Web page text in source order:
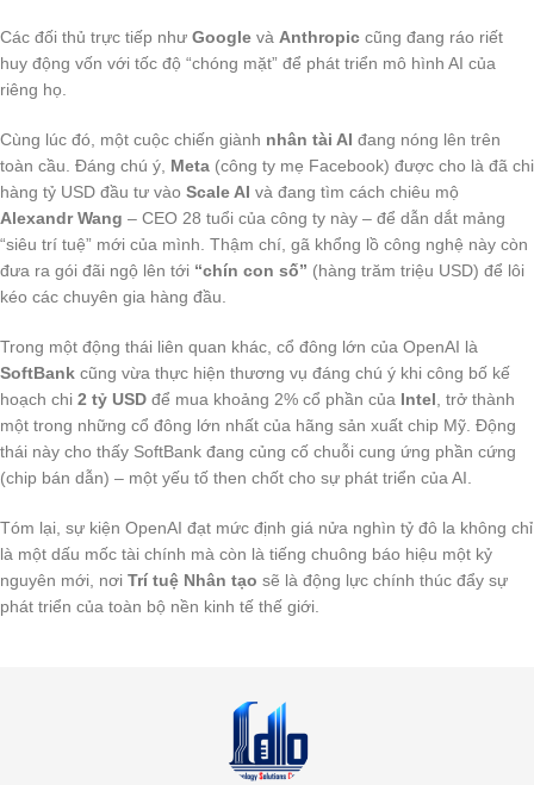
Các đối thủ trực tiếp như Google và Anthropic cũng đang ráo riết
huy động vốn với tốc độ “chóng mặt” để phát triển mô hình AI của
riêng họ.
Cùng lúc đó, một cuộc chiến giành nhân tài AI đang nóng lên trên
toàn cầu. Đáng chú ý, Meta (công ty mẹ Facebook) được cho là đã chi
hàng tỷ USD đầu tư vào Scale AI và đang tìm cách chiêu mộ
Alexandr Wang – CEO 28 tuổi của công ty này – để dẫn dắt mảng
“siêu trí tuệ” mới của mình. Thậm chí, gã khổng lồ công nghệ này còn
đưa ra gói đãi ngộ lên tới “chín con số” (hàng trăm triệu USD) để lôi
kéo các chuyên gia hàng đầu.
Trong một động thái liên quan khác, cổ đông lớn của OpenAI là
SoftBank cũng vừa thực hiện thương vụ đáng chú ý khi công bố kế
hoạch chi 2 tỷ USD để mua khoảng 2% cổ phần của Intel , trở thành
một trong những cổ đông lớn nhất của hãng sản xuất chip Mỹ. Động
thái này cho thấy SoftBank đang củng cố chuỗi cung ứng phần cứng
(chip bán dẫn) – một yếu tố then chốt cho sự phát triển của AI.
Tóm lại, sự kiện OpenAI đạt mức định giá nửa nghìn tỷ đô la không chỉ
là một dấu mốc tài chính mà còn là tiếng chuông báo hiệu một kỷ
nguyên mới, nơi Trí tuệ Nhân tạo sẽ là động lực chính thúc đẩy sự
phát triển của toàn bộ nền kinh tế thế giới.